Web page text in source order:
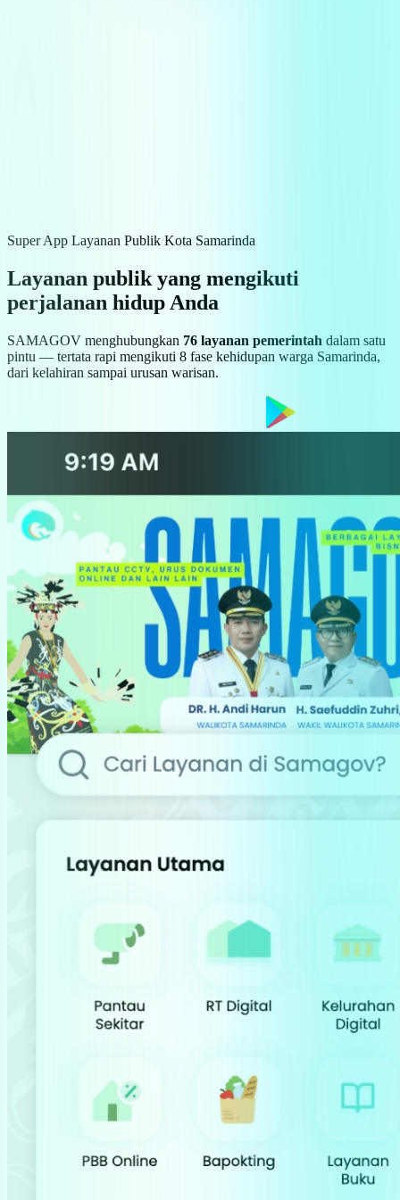
Super App Layanan Publik Kota Samarinda
Layanan publik yang mengikuti
perjalanan hidup Anda
SAMAGOV menghubungkan 76 layanan pemerintah dalam satu
pintu — tertata rapi mengikuti 8 fase kehidupan warga Samarinda,
dari kelahiran sampai urusan warisan.